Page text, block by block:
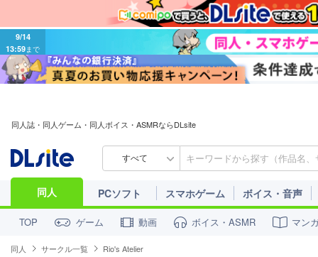
9/14
13:59まで
同人誌・同人ゲーム・同人ボイス・ASMRならDLsite
すべて
同人 PCソフト スマホゲーム ボイス・音声
TOP ゲーム 動画 ボイス・ASMR マン
同人 サークル一覧 Rio's Atelier